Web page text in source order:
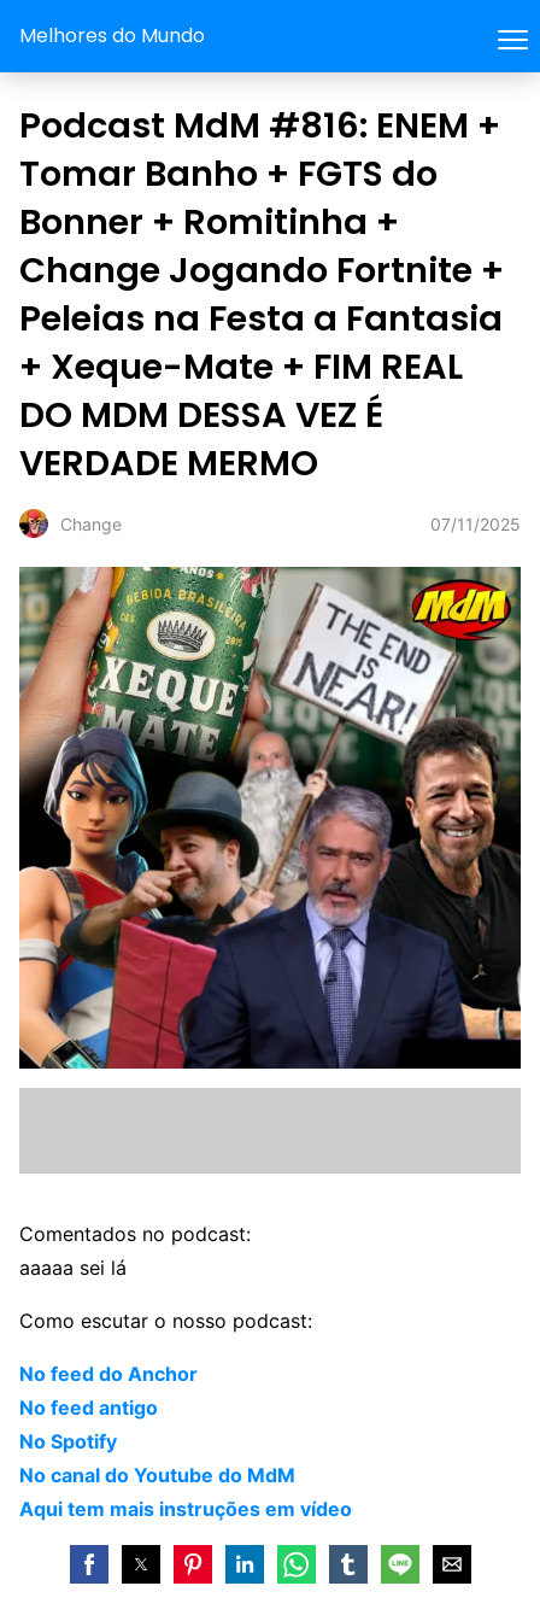
Melhores do Mundo
Podcast MdM #816: ENEM +
Tomar Banho + FGTS do
Bonner + Romitinha +
Change Jogando Fortnite +
Peleias na Festa a Fantasia
+ Xeque-Mate + FIM REAL
DO MDM DESSA VEZ É
VERDADE MERMO
Change 07/11/2025
Comentados no podcast:
aaaaa sei lá
Como escutar o nosso podcast:
No feed do Anchor
No feed antigo
No Spotify
No canal do Youtube do MdM
Aqui tem mais instruções em vídeo